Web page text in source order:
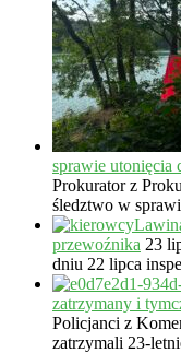
sprawie utonięcia
Prokurator z
śledztwo w
przewoźnika 23
dniu 22 lipca
zatrzymany i
Policjanci z
zatrzymali 23-